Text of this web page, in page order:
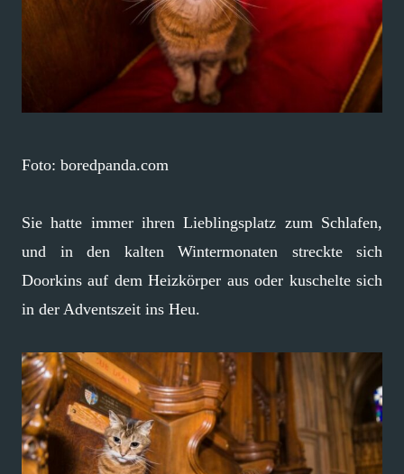
Foto: boredpanda.com
Sie hatte immer ihren Lieblingsplatz zum Schlafen,
und in den kalten Wintermonaten streckte sich
Doorkins auf dem Heizkörper aus oder kuschelte sich
in der Adventszeit ins Heu.